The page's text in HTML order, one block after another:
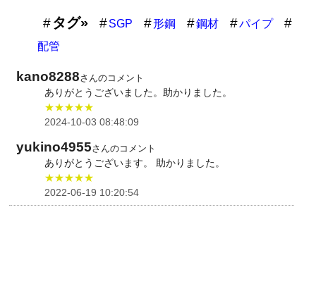
タグ» SGP 形鋼 鋼材
パイプ
配管
kano8288さんのコメント
ありがとうございました。助かりました。
★★★★★
2024-10-03 08:48:09
yukino4955さんのコメント
ありがとうございます。 助かりました。
★★★★★
2022-06-19 10:20:54